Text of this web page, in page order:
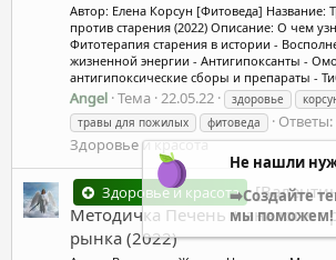
Автор: Елена Корсун [Фитоведа] Название:
против старения (2022) Описание: О чем
Фитотерапия старения в истории -
жизненной энергии - Антигипоксанты -
антигипоксические сборы и препараты -
Angel Тема 22.05.22 здоровье
травы для пожилых
фитоведа Ответы:
Здоровье и красота
Здоровье и красота
Методичка Печень + аналоги с
рынка (2022)
Не нашли
➡️Создайте
мы поможем!